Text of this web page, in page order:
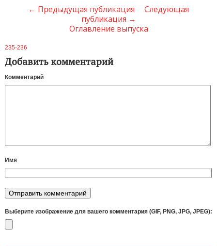
← Предыдущая публикация
Следующая
публикация →
Оглавление выпуска
235-236
Добавить комментарий
Комментарий
Имя
Выберите изображение для вашего комментария (GIF, PNG, JPG, JPEG):